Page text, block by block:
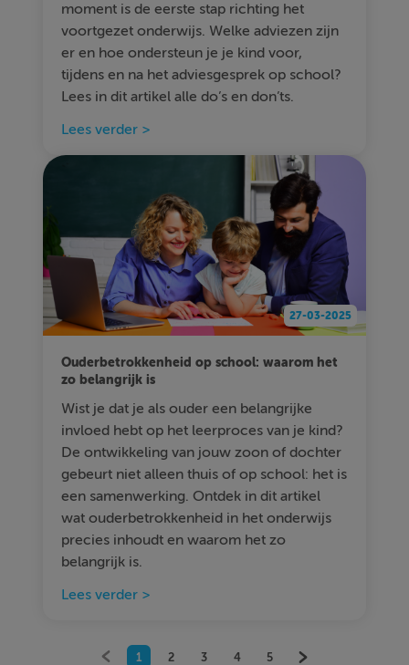
moment is de eerste stap richting het
voortgezet onderwijs. Welke adviezen zijn
er en hoe ondersteun je je kind voor,
tijdens en na het adviesgesprek op school?
Lees in dit artikel alle do’s en don’ts.
Lees verder >
27-03-2025
Ouderbetrokkenheid op school: waarom het
zo belangrijk is
Wist je dat je als ouder een belangrijke
invloed hebt op het leerproces van je kind?
De ontwikkeling van jouw zoon of dochter
gebeurt niet alleen thuis of op school: het is
een samenwerking. Ontdek in dit artikel
wat ouderbetrokkenheid in het onderwijs
precies inhoudt en waarom het zo
belangrijk is.
Lees verder >
1 2 3 4 5